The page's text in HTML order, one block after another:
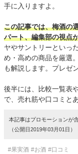
手に入りますよ。
この記事では、梅酒の
パート、編集部の視点
ヤやサントリーといっ
め・高めの商品を厳選
も解説します。プレゼ
後半には、比較一覧表
で、売れ筋や口コミと
本記事はプロモーションが
（公開日2019年03月01日）
#果実酒 #お酒 #口コミ